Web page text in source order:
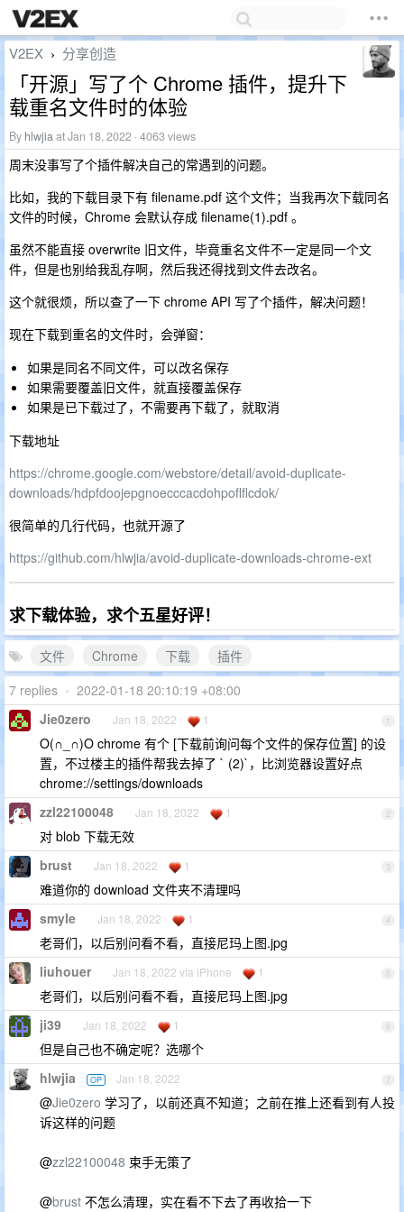
V2EX › 分享创造
「开源」写了个 Chrome 插件，提升下
载重名文件时的体验
By hlwjiaat Jan 18, 2022 · 4063 views
周末没事写了个插件解决自己的常遇到的问题。
比如，我的下载目录下有 filename.pdf 这个文件；当我再次下载同名
文件的时候，Chrome 会默认存成 filename(1).pdf 。
虽然不能直接 overwrite 旧文件，毕竟重名文件不一定是同一个文
件，但是也别给我乱存啊，然后我还得找到文件去改名。
这个就很烦，所以查了一下 chrome API 写了个插件，解决问题！
现在下载到重名的文件时，会弹窗：
如果是同名不同文件，可以改名保存
如果需要覆盖旧文件，就直接覆盖保存
如果是已下载过了，不需要再下载了，就取消
下载地址
https://chrome.google.com/webstore/detail/avoid-duplicate-
downloads/hdpfdoojepgnoecccacdohpoflflcdok/
很简单的几行代码，也就开源了
https://github.com/hlwjia/avoid-duplicate-downloads-chrome-ext
求下载体验，求个五星好评！
文件 Chrome 下载
插件
7 replies • 2022-01-18 20:10:19 +08:00
1
Jie0zero Jan 18, 2022 1
O(∩_∩)O chrome 有个 [下载前询问每个文件的保存位置] 的设
置，不过楼主的插件帮我去掉了 ` (2)`，比浏览器设置好点
chrome://settings/downloads
2
zzl22100048 Jan 18, 2022 1
对 blob 下载无效
3
brust Jan 18, 2022 1
难道你的 download 文件夹不清理吗
4
smyle Jan 18, 2022 1
老哥们，以后别问看不看，直接尼玛上图.jpg
5
liuhouer Jan 18, 2022 via iPhone 1
老哥们，以后别问看不看，直接尼玛上图.jpg
6
ji39 Jan 18, 2022 1
但是自己也不确定呢？选哪个
7
hlwjia OP Jan 18, 2022
@Jie0zero 学习了，以前还真不知道；之前在推上还看到有人投
诉这样的问题
@zzl22100048 束手无策了
@brust 不怎么清理，实在看不下去了再收拾一下